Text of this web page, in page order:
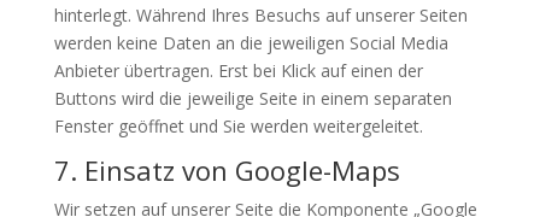
hinterlegt. Während Ihres Besuchs auf unserer Seiten
werden keine Daten an die jeweiligen Social Media
Anbieter übertragen. Erst bei Klick auf einen der
Buttons wird die jeweilige Seite in einem separaten
Fenster geöffnet und Sie werden weitergeleitet.
7. Einsatz von Google-Maps
Wir setzen auf unserer Seite die Komponente „Google